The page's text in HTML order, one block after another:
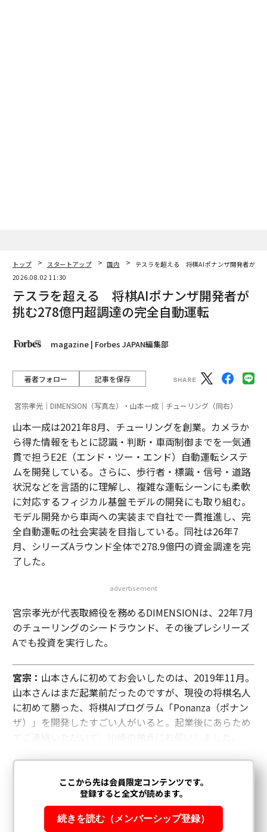
トップ スタートアップ 国内
テスラを超える 将棋AIポナンザ開発者が挑
2026.08.02 11:30
テスラを超える 将棋AIポナンザ開発者が
挑む278億円超調達の完全自動運転
magazine | Forbes JAPAN編集部
著者フォロー 記事を保存
宮宗孝光｜DIMENSION（写真左）・山本一成｜チューリング（同右）
山本一成は2021年8月、チューリングを創業。カメラか
ら得た情報をもとに認識・判断・車両制御までを一気通
貫で担うE2E（エンド・ツー・エンド）自動運転システ
ムを開発している。さらに、歩行者・標識・信号・道路
状況などを言語的に理解し、複雑な運転シーンにも柔軟
に対応するフィジカル基盤モデルの開発にも取り組む。
モデル開発から車両への実装まで自社で一貫推進し、完
全自動運転の社会実装を目指している。同社は26年7
月、シリーズAラウンド全体で278.9億円の資金調達を完
了した。
advertisement
宮宗孝光が代表取締役を務めるDIMENSIONは、22年7月
のチューリングのシードラウンド、その後プレシリーズ
Aでも投資を実行した。
宮宗： 山本さんに初めてお会いしたのは、2019年11月。
山本さんはまだ起業前だったのですが、現役の将棋名人
に初めて勝った、将棋AIプログラム「Ponanza（ポナン
ザ）」を開発したすごい人がいると。起業後にあらため